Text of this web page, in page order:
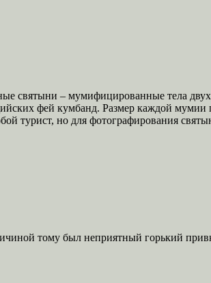
святыни – мумифицированные тела
фей кумбанд. Размер каждой мумии
турист, но для фотографирования
тому был неприятный горький